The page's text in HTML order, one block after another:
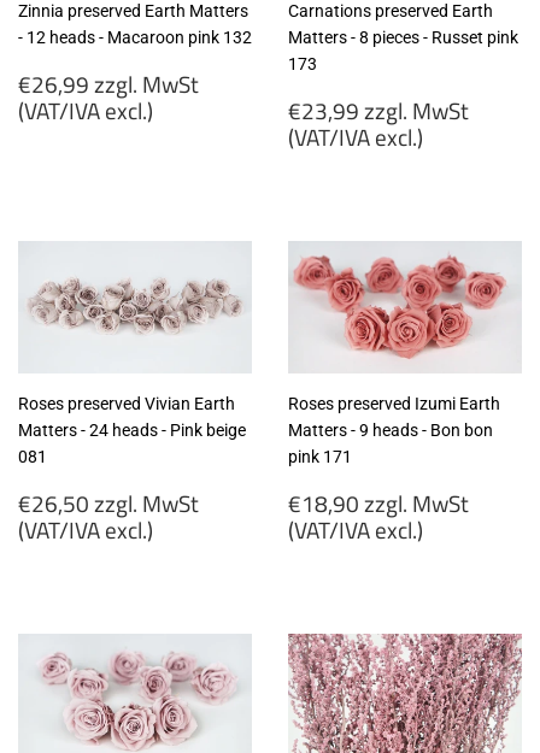
Zinnia preserved Earth Matters
- 12 heads - Macaroon pink 132
Regular
price
€26,99 zzgl. MwSt
(VAT/IVA excl.)
(VAT/IVA
Carnations preserved Earth
Matters - 8 pieces - Russet pink
173
Regular
price
€23,99 zzgl. MwSt
(VAT/IVA excl.)
MwSt
(VAT/IVA
excl.)
Roses preserved Vivian Earth
Matters - 24 heads - Pink beige
081
Regular
price
€26,50 zzgl. MwSt
(VAT/IVA excl.)
MwSt
(VAT/IVA
excl.)
Roses preserved Izumi Earth
Matters - 9 heads - Bon bon
pink 171
Regular
price
€18,90 zzgl. MwSt
(VAT/IVA excl.)
MwSt
(VAT/IVA
excl.)